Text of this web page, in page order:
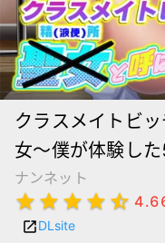
クラスメイトビ
女〜僕が体験し
ナンネット
star star star star star_half
launchDLsite